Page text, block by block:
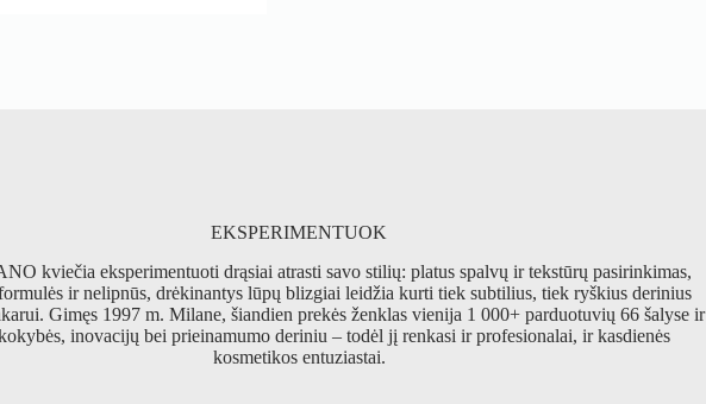
EKSPERIMENTUOK
kviečia eksperimentuoti drąsiai atrasti savo stilių: platus spalvų ir tekstūrų pasirinkimas,
ir nelipnūs, drėkinantys lūpų blizgiai leidžia kurti tiek subtilius, tiek ryškius derinius
Gimęs 1997 m. Milane, šiandien prekės ženklas vienija 1 000+ parduotuvių 66 šalyse ir
inovacijų bei prieinamumo deriniu – todėl jį renkasi ir profesionalai, ir kasdienės
kosmetikos entuziastai.